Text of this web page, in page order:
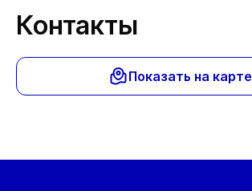
Контакты
Показать на карте